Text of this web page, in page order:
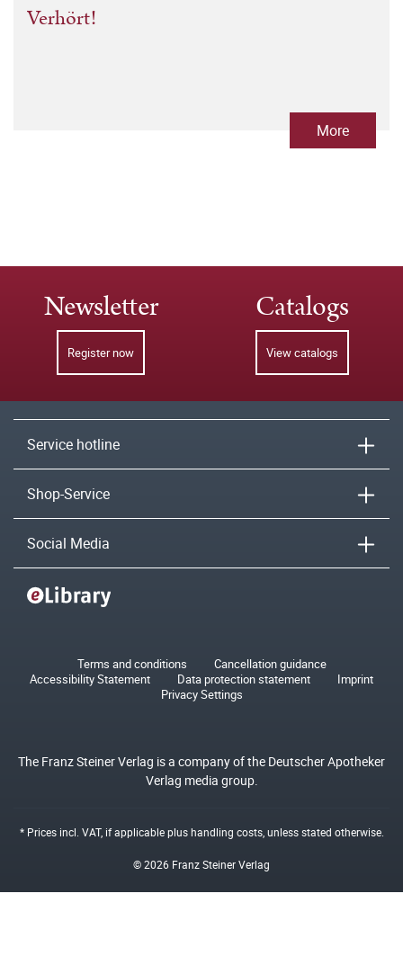
Verhört!
More
Newsletter
Register now
Catalogs
View catalogs
Service hotline
Shop-Service
Social Media
Terms and conditions
Cancellation guidance
Accessibility Statement
Data protection statement
Imprint
Privacy Settings
The Franz Steiner Verlag is a company of the Deutscher Apotheker
Verlag media group.
* Prices incl. VAT, if applicable plushandling costs, unless stated otherwise.
© 2026 Franz Steiner Verlag